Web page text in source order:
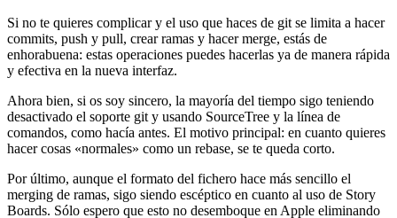
Si no te quieres complicar y el uso que haces de git se limita a hacer
commits, push y pull, crear ramas y hacer merge, estás de
enhorabuena: estas operaciones puedes hacerlas ya de manera rápida
y efectiva en la nueva interfaz.
Ahora bien, si os soy sincero, la mayoría del tiempo sigo teniendo
desactivado el soporte git y usando SourceTree y la línea de
comandos, como hacía antes. El motivo principal: en cuanto quieres
hacer cosas «normales» como un rebase, se te queda corto.
Por último, aunque el formato del fichero hace más sencillo el
merging de ramas, sigo siendo escéptico en cuanto al uso de Story
Boards. Sólo espero que esto no desemboque en Apple eliminando